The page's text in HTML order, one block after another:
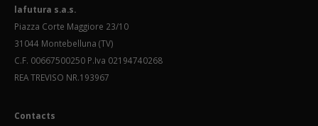
lafutura s.a.s.
Piazza Corte Maggiore 23/10
31044 Montebelluna (TV)
C.F. 00667500250 P.Iva 02194740268
REA TREVISO NR.193967
Contacts